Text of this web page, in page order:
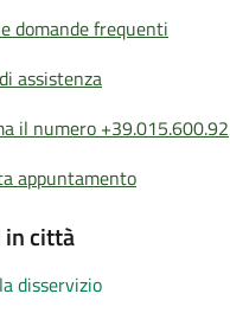
domande frequenti
assistenza
il numero +39.015.600.92
appuntamento
città
disservizio